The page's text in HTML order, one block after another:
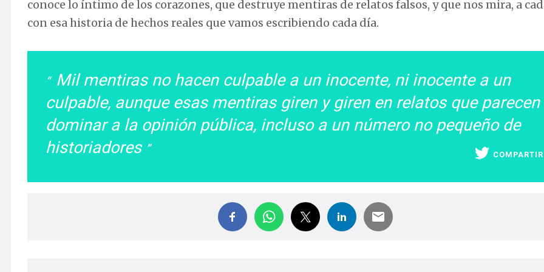
conoce lo íntimo de los corazones, que destruye mentiras de relatos falsos, y que nos mira, a
con esa historia de hechos reales que vamos escribiendo cada día.
Mil mentiras no hacen culpable a un inocente, ni inocente a un
culpable, aunque esas mentiras giren y giren en relatos que parecen
dominar a la opinión pública, incluso a un número no pequeño de
historiadores